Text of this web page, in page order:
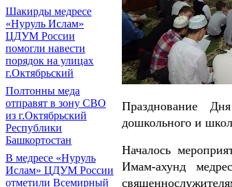
Шакирды медресе
«Нуруль Ислам»
ЦДУМ России
помогли навести
порядок на улицах
г.Октябрьский
Полтонны меда
отправят в зону СВО
из г.Октябрьский
Республики
Башкортостан
В медресе «Нуруль
Ислам» ЦДУМ России
отметили Всемирный
Празднование
дошкольного и
Началось
Имам-ахунд